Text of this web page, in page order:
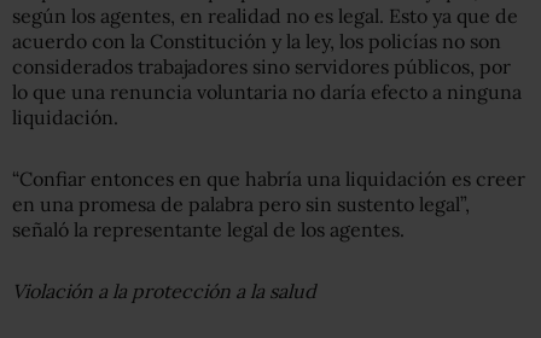
según los agentes, en realidad no es legal. Esto ya que de
acuerdo con la Constitución y la ley, los policías no son
considerados trabajadores sino servidores públicos, por
lo que una renuncia voluntaria no daría efecto a ninguna
liquidación.
“Confiar entonces en que habría una liquidación es creer
en una promesa de palabra pero sin sustento legal”,
señaló la representante legal de los agentes.
Violación a la protección a la salud